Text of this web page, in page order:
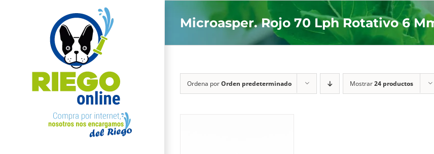
Microasper. Rojo 70 Lph Rotativo 6
Ordena porOrden predeterminado Mostrar24 productos